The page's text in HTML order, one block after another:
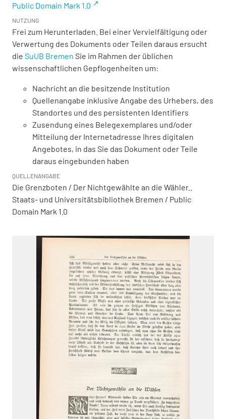
Public Domain Mark 1.0
NUTZUNG
Frei zum Herunterladen. Bei einer Vervielfältigung oder
Verwertung des Dokuments oder Teilen daraus ersucht
die SuUB Bremen Sie im Rahmen der üblichen
wissenschaftlichen Gepflogenheiten um:
Nachricht an die besitzende Institution
Quellenangabe inklusive Angabe des Urhebers, des
Standortes und des persistenten Identifiers
Zusendung eines Belegexemplares und/oder
Mitteilung der Internetadresse Ihres digitalen
Angebotes, in das Sie das Dokument oder Teile
daraus eingebunden haben
QUELLENANGABE
Die Grenzboten / Der Nichtgewählte an die Wähler..
Staats- und Universitätsbibliothek Bremen / Public
Domain Mark 1.0